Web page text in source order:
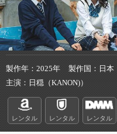
製作年 2025年 製作国 日本
主演
日穏（KANON)）
レンタル レンタル レンタル